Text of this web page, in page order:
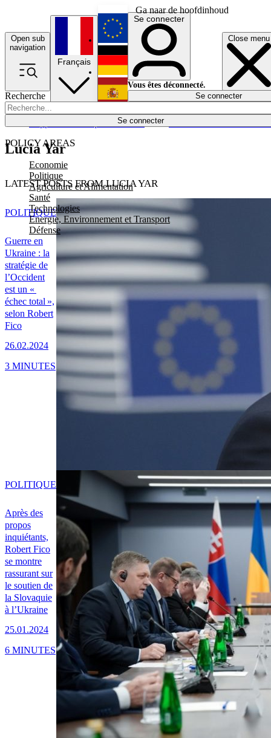
Ga naar de hoofdinhoud
Open sub
navigation
Close menu
Recherche
Se connecter
POLICY AREAS
Economie
Politique
Agriculture et Alimentation
Santé
Technologies
Energie, Environnement et Transport
Défense
Économie
Français
English
Deutsch
Español
Se connecter
Vous êtes déconnecté.
Se connecter
Lucia Yar
LATEST POSTS FROM LUCIA YAR
Guerre en
Ukraine : la
stratégie de
l’Occident
est un «
échec total »,
selon Robert
Fico
26.02.2024
POLITIQUE
3 MINUTES
Après des
propos
inquiétants,
Robert Fico
se montre
rassurant sur
le soutien de
la Slovaquie
à l’Ukraine
25.01.2024
POLITIQUE
6 MINUTES